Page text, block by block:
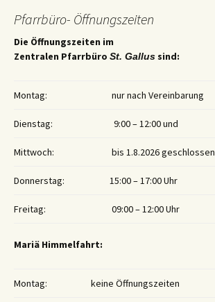
Pfarrbüro- Öffnungszeiten
Die Öffnungszeiten im
Zentralen Pfarrbüro St. Gallus sind:
Montag: nur nach Vereinbarung
Dienstag: 9:00 – 12:00 und
Mittwoch: bis 1.8.2026 geschlossen
Donnerstag: 15:00 – 17:00 Uhr
Freitag: 09:00 – 12:00 Uhr
Mariä Himmelfahrt:
Montag: keine Öffnungszeiten